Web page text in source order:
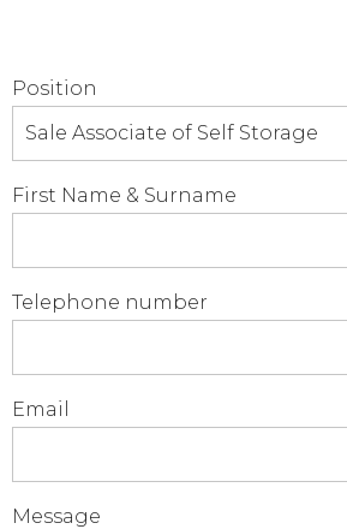
Position
First Name & Surname
Telephone number
Email
Message